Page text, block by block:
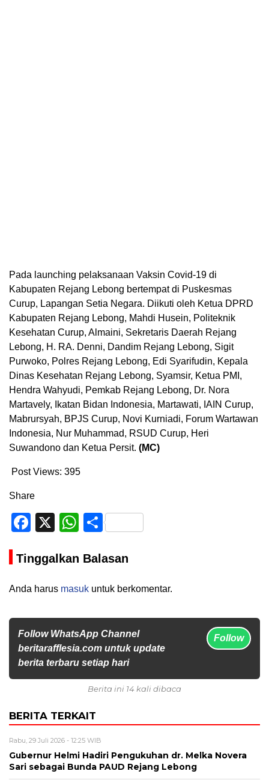
Pada launching pelaksanaan Vaksin Covid-19 di
Kabupaten Rejang Lebong bertempat di Puskesmas
Curup, Lapangan Setia Negara. Diikuti oleh Ketua DPRD
Kabupaten Rejang Lebong, Mahdi Husein, Politeknik
Kesehatan Curup, Almaini, Sekretaris Daerah Rejang
Lebong, H. RA. Denni, Dandim Rejang Lebong, Sigit
Purwoko, Polres Rejang Lebong, Edi Syarifudin, Kepala
Dinas Kesehatan Rejang Lebong, Syamsir, Ketua PMI,
Hendra Wahyudi, Pemkab Rejang Lebong, Dr. Nora
Martavely, Ikatan Bidan Indonesia, Martawati, IAIN Curup,
Mabrursyah, BPJS Curup, Novi Kurniadi, Forum Wartawan
Indonesia, Nur Muhammad, RSUD Curup, Heri
Suwandono dan Ketua Persit. (MC)
Post Views: 395
Share
Facebook
X WhatsApp
Share
Tinggalkan Balasan
Anda harus masuk untuk berkomentar.
Follow WhatsApp Channel
beritarafflesia.com untuk update
berita terbaru setiap hari
Follow
Berita ini 14 kali dibaca
BERITA TERKAIT
Rabu, 29 Juli 2026 - 12:25 WIB
Gubernur Helmi Hadiri Pengukuhan dr. Melka Novera
Sari sebagai Bunda PAUD Rejang Lebong